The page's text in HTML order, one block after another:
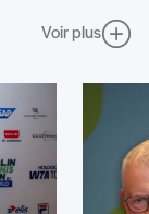
Voir plus